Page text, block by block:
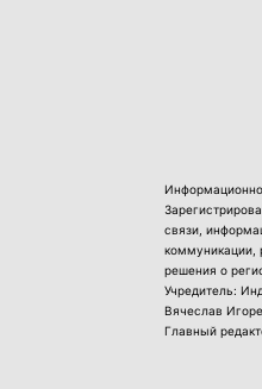
связи,
коммуникации,
решения о
Учредитель:
Вячеслав
Главный